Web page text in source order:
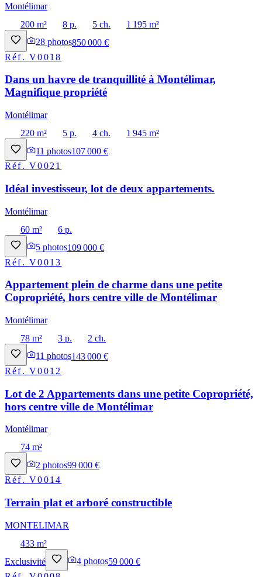
Montélimar
200 m²
8 p. 5 ch.
1 195 m²
28 photos850 000 €
Réf.V0018
Dans un havre de tranquillité à Montélimar,
Magnifique propriété
Montélimar
220 m²
5 p. 4 ch.
1 945 m²
11 photos107 000 €
Réf.V0021
Idéal investisseur, lot de deux appartements.
Montélimar
60 m²
6 p.
5 photos109 000 €
Réf.V0013
Appartement plein de charme dans une petite
Copropriété, hors centre ville de Montélimar
Montélimar
78 m²
3 p.
2 ch.
11 photos143 000 €
Réf.V0012
Lot de 2 Appartements dans une petite Copropriété,
hors centre ville de Montélimar
Montélimar
74 m²
2 photos99 000 €
Réf.V0014
Terrain plat et arboré constructible
MONTELIMAR
433 m²
Exclusivité
4 photos59 000 €